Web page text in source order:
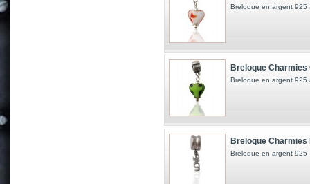
Breloque en argent 925
Breloque
Breloque en argent 925
Breloque Charmies
Breloque en argent 925